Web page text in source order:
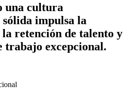
una cultura
impulsa la
retención de talento y
trabajo excepcional.